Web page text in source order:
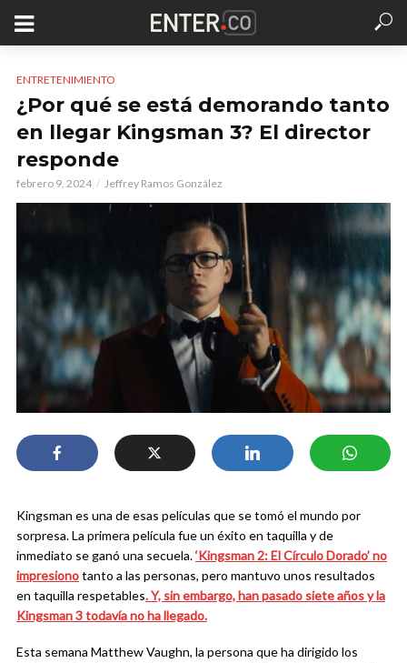
ENTRETENIMIENTO
¿Por qué se está demorando tanto
en llegar Kingsman 3? El director
responde
febrero 9, 2024 Jeffrey Ramos González
Kingsman es una de esas películas que se tomó el mundo por
sorpresa. La primera película fue un éxito en taquilla y de
inmediato se ganó una secuela.‘Kingsman 2: El Círculo Dorado’ no
impresionotanto a las personas, pero mantuvo unos resultados
en taquilla respetables. Y, sin embargo, han pasado siete años y la
Kingsman 3todavía no ha llegado.
Esta semana Matthew Vaughn, la persona que ha dirigido los